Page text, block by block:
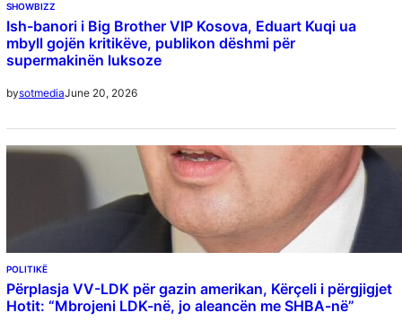
SHOWBIZZ
Ish-banori i Big Brother VIP Kosova, Eduart Kuqi ua
mbyll gojën kritikëve, publikon dëshmi për
supermakinën luksoze
bysotmediaJune 20, 2026
POLITIKË
Përplasja VV-LDK për gazin amerikan, Kërçeli i përgjigjet
Hotit: “Mbrojeni LDK-në, jo aleancën me SHBA-në”